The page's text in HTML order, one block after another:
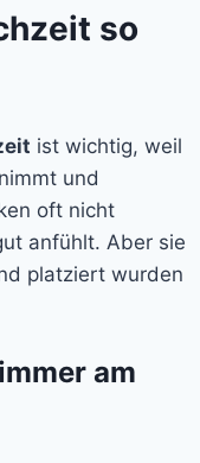
so
ist wichtig, weil
und
oft nicht
anfühlt. Aber sie
platziert wurden
am